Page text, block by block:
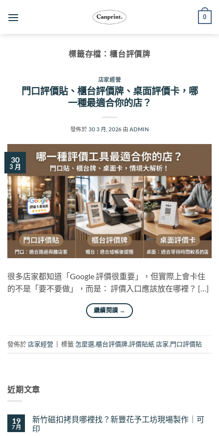
0
標籤存檔： 櫃台評價牌
店家經營
門口評價貼、櫃台評價牌、桌面評價卡，哪
一種最適合你的店？
發佈於 30 3 月, 2026 由 ADMIN
30
3 月
很多店家都知道「Google 評價很重要」，但實際上會卡住
的不是「要不要做」，而是： 評價入口應該放在哪裡？ […]
繼續閱讀 →
發佈於 店家經營 標籤 怎麼選,櫃台評價牌,評價貼紙 店家,門口評價貼
近期文章
19
7 月
新竹磁扣拷貝哪裡找？新豐花予工坊現場製作｜可
印